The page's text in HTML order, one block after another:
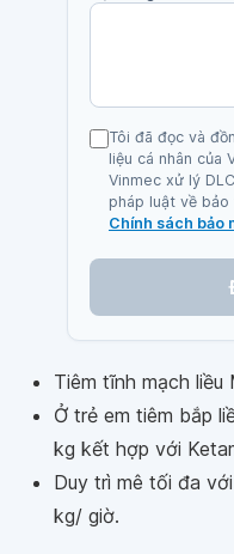
Tôi đã đọc và
liệu cá nhân của
Vinmec xử lý
pháp luật về bảo
Chính sách bảo
Tiêm tĩnh mạch liều
Ở trẻ em tiêm bắp
kg kết hợp với
Duy trì mê tối đa
kg/ giờ.